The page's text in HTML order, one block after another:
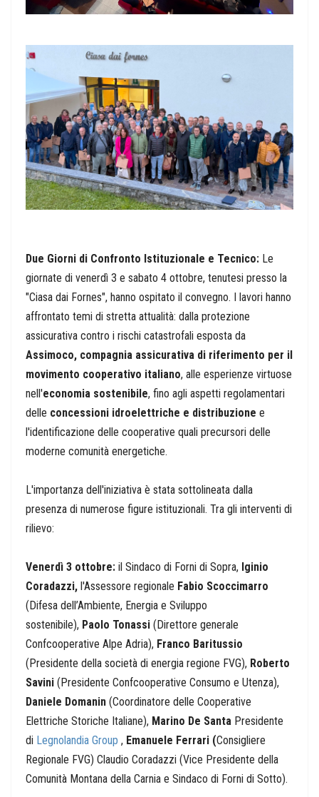
Due Giorni di Confronto Istituzionale e Tecnico: Le
giornate di venerdì 3 e sabato 4 ottobre, tenutesi presso la
"Ciasa dai Fornes", hanno ospitato il convegno. I lavori hanno
affrontato temi di stretta attualità: dalla protezione
assicurativa contro i rischi catastrofali esposta da
Assimoco, compagnia assicurativa di riferimento per il
movimento cooperativo italiano, alle esperienze virtuose
nell'economia sostenibile, fino agli aspetti regolamentari
delle concessioni idroelettriche e distribuzione e
l'identificazione delle cooperative quali precursori delle
moderne comunità energetiche.
L'importanza dell'iniziativa è stata sottolineata dalla
presenza di numerose figure istituzionali. Tra gli interventi di
rilievo:
Venerdì 3 ottobre: il Sindaco di Forni di Sopra, Iginio
Coradazzi, l'Assessore regionale Fabio Scoccimarro
(Difesa dell’Ambiente, Energia e Sviluppo
sostenibile), Paolo Tonassi (Direttore generale
Confcooperative Alpe Adria), Franco Baritussio
(Presidente della società di energia regione FVG), Roberto
Savini (Presidente Confcooperative Consumo e Utenza),
Daniele Domanin (Coordinatore delle Cooperative
Elettriche Storiche Italiane), Marino De Santa Presidente
di Legnolandia Group , Emanuele Ferrari (Consigliere
Regionale FVG) Claudio Coradazzi (Vice Presidente della
Comunità Montana della Carnia e Sindaco di Forni di Sotto).